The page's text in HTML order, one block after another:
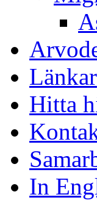
Länkar
Hitta
In